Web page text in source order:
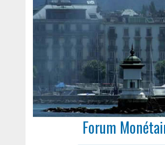
Forum